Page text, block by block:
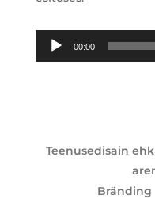
Audioesitaja
00:00
Teenusedisain
Bränding